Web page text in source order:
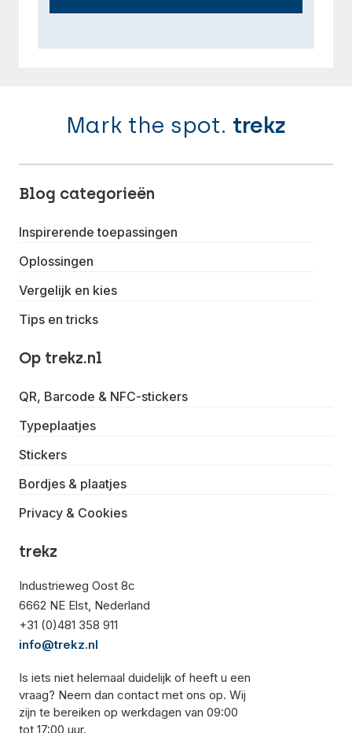
Mark the spot. trekz
Blog categorieën
Inspirerende toepassingen
Oplossingen
Vergelijk en kies
Tips en tricks
Op trekz.nl
QR, Barcode & NFC-stickers
Typeplaatjes
Stickers
Bordjes & plaatjes
Privacy & Cookies
trekz
Industrieweg Oost 8c
6662 NE Elst, Nederland
+31 (0)481 358 911
info@trekz.nl
Is iets niet helemaal duidelijk of heeft u een
vraag? Neem dan contact met ons op. Wij
zijn te bereiken op werkdagen van 09:00
tot 17:00 uur.